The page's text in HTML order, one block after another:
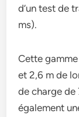
d’un test de
ms).
Cette
et 2,6 m de
de charge de
également